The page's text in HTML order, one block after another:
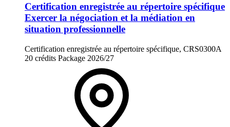
Certification enregistrée au répertoire spécifique
Exercer la négociation et la médiation en
situation professionnelle
Certification enregistrée au répertoire spécifique, CRS0300A
20 crédits Package 2026/27